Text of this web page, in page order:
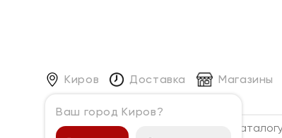
Киров
Ваш город Киров?
Доставка Магазины
Каталог